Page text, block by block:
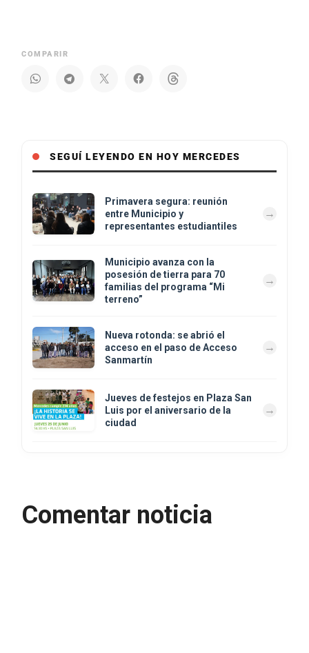
COMPARIR
SEGUÍ LEYENDO EN HOY MERCEDES
Primavera segura: reunión
entre Municipio y
representantes estudiantiles
Municipio avanza con la
posesión de tierra para 70
familias del programa “Mi
terreno”
Nueva rotonda: se abrió el
acceso en el paso de Acceso
Sanmartín
Jueves de festejos en Plaza San
Luis por el aniversario de la
ciudad
Comentar noticia